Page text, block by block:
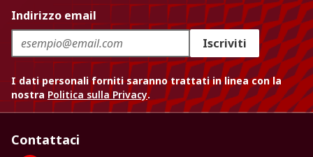
Indirizzo email
Iscriviti
I dati personali forniti saranno trattati in linea con la
nostra Politica sulla Privacy.
Contattaci